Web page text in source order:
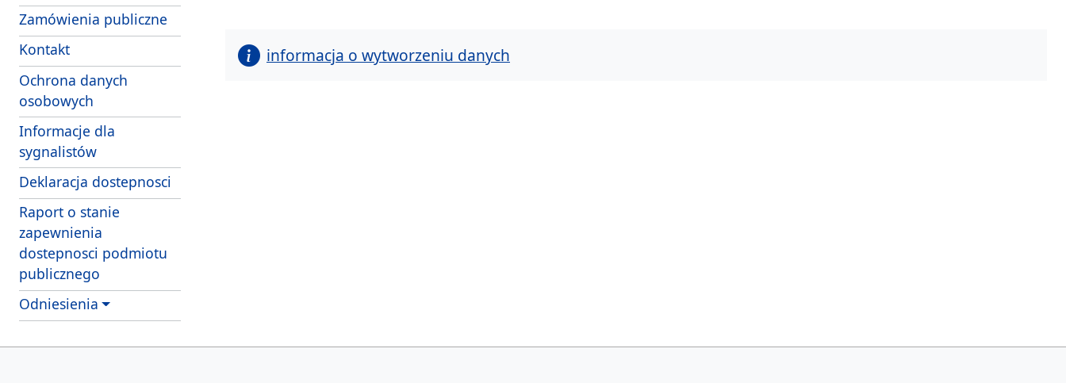
Zamówienia publiczne
Kontakt
Ochrona danych
osobowych
Informacje dla
sygnalistów
Deklaracja dostepnosci
Raport o stanie
zapewnienia
dostepnosci podmiotu
publicznego
Odniesienia
informacja o wytworzeniu danych